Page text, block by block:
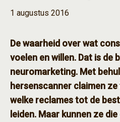
1 augustus 2016
De waarheid over wat
voelen en willen. Dat is de
neuromarketing. Met
hersenscanner claimen
welke reclames tot de
leiden. Maar kunnen ze